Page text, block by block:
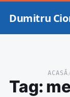
Dumitru
ACASĂ
Tag: